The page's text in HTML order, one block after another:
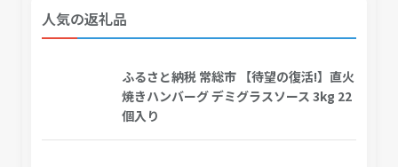
人気の返礼品
ふるさと納税 常総市 【待望の復活!】直火
焼きハンバーグ デミグラスソース 3kg 22
個入り